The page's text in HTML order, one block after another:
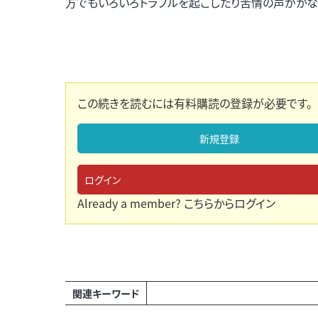
この続きを読むには有料購読の登録が必要です。
新規登録
ログイン
Already a member? こちらからログイン
関連キーワード